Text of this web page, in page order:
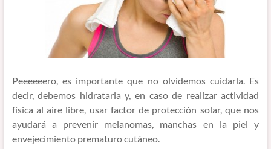
Peeeeeero, es importante que no olvidemos cuidarla. Es
decir, debemos hidratarla y, en caso de realizar actividad
física al aire libre, usar factor de protección solar, que nos
ayudará a prevenir melanomas, manchas en la piel y
envejecimiento prematuro cutáneo.